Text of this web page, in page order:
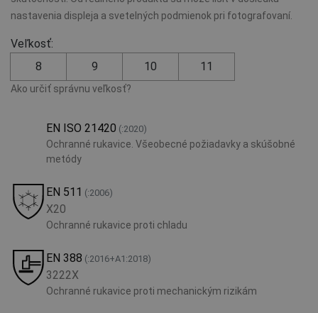
nastavenia displeja a svetelných podmienok pri fotografovaní.
Veľkosť:
8
9 10 11
Ako určiť správnu veľkosť?
EN ISO 21420 (:2020)
Ochranné rukavice. Všeobecné požiadavky a skúšobné
metódy
EN 511 (:2006)
X20
Ochranné rukavice proti chladu
EN 388 (:2016+A1:2018)
3222X
Ochranné rukavice proti mechanickým rizikám